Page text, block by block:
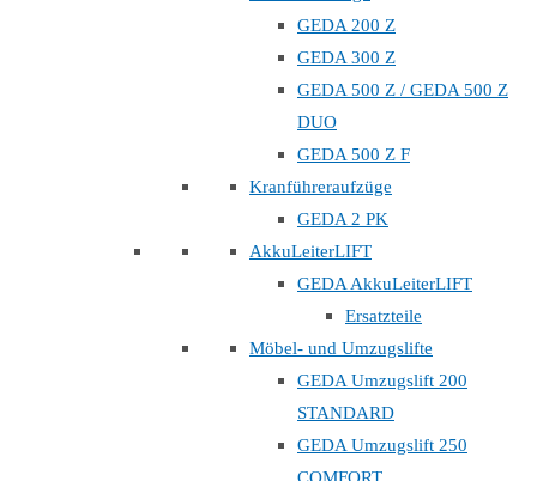
GEDA 200 Z
GEDA 300 Z
GEDA 500 Z / GEDA 500 Z
DUO
GEDA 500 Z F
Kranführeraufzüge
GEDA 2 PK
AkkuLeiterLIFT
GEDA AkkuLeiterLIFT
Ersatzteile
Möbel- und Umzugslifte
GEDA Umzugslift 200
STANDARD
GEDA Umzugslift 250